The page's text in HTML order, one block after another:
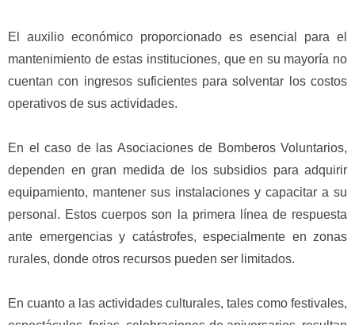
El auxilio económico proporcionado es esencial para el
mantenimiento de estas instituciones, que en su mayoría no
cuentan con ingresos suficientes para solventar los costos
operativos de sus actividades.
En el caso de las Asociaciones de Bomberos Voluntarios,
dependen en gran medida de los subsidios para adquirir
equipamiento, mantener sus instalaciones y capacitar a su
personal. Estos cuerpos son la primera línea de respuesta
ante emergencias y catástrofes, especialmente en zonas
rurales, donde otros recursos pueden ser limitados.
En cuanto a las actividades culturales, tales como festivales,